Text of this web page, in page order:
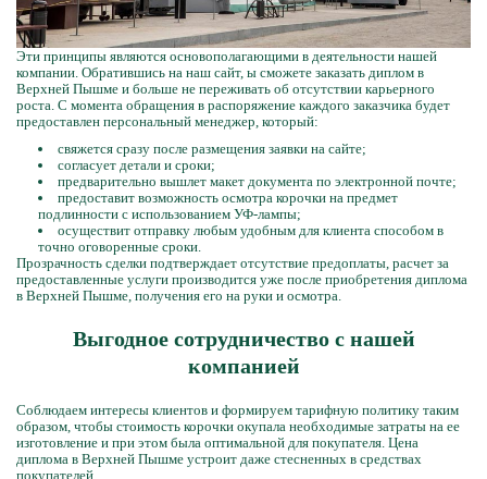
Эти принципы являются основополагающими в деятельности нашей
компании. Обратившись на наш сайт, ы сможете заказать диплом в
Верхней Пышме и больше не переживать об отсутствии карьерного
роста. С момента обращения в распоряжение каждого заказчика будет
предоставлен персональный менеджер, который:
свяжется сразу после размещения заявки на сайте;
согласует детали и сроки;
предварительно вышлет макет документа по электронной почте;
предоставит возможность осмотра корочки на предмет
подлинности с использованием УФ-лампы;
осуществит отправку любым удобным для клиента способом в
точно оговоренные сроки.
Прозрачность сделки подтверждает отсутствие предоплаты, расчет за
предоставленные услуги производится уже после приобретения диплома
в Верхней Пышме, получения его на руки и осмотра.
Выгодное сотрудничество с нашей
компанией
Соблюдаем интересы клиентов и формируем тарифную политику таким
образом, чтобы стоимость корочки окупала необходимые затраты на ее
изготовление и при этом была оптимальной для покупателя. Цена
диплома в Верхней Пышме устроит даже стесненных в средствах
покупателей.